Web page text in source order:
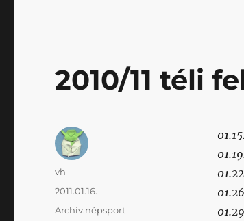
2010/11 téli
Szerző
vh
Közzétéve
2011.01.16.
Kategória
Archiv.népsport